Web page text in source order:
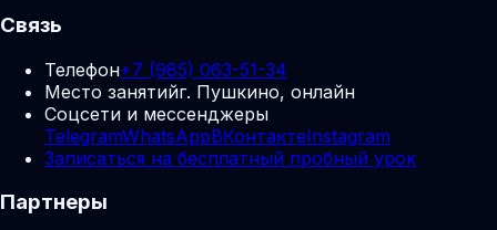
Связь
Телефон+7 (985) 063-51-34
Место занятийг. Пушкино, онлайн
Соцсети и мессенджеры
TelegramWhatsAppВКонтактеInstagram
Записаться на бесплатный пробный урок
Партнеры